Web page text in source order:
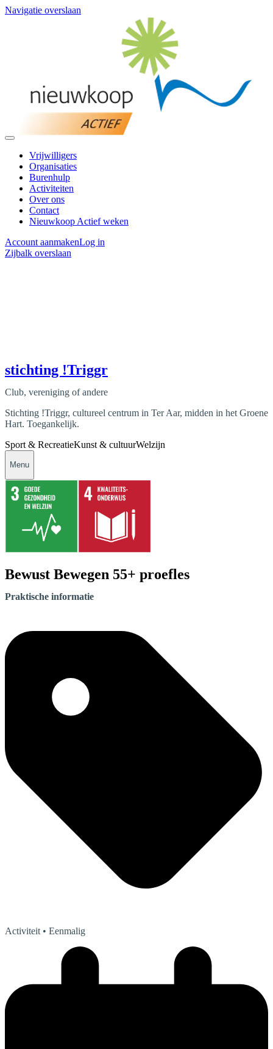
Navigatie overslaan
Vrijwilligers
Organisaties
Burenhulp
Activiteiten
Over ons
Contact
Nieuwkoop Actief weken
Account aanmakenLog in
Zijbalk overslaan
stichting !Triggr
Club, vereniging of andere
Stichting !Triggr, cultureel centrum in Ter Aar, midden in het Groene
Hart. Toegankelijk.
Sport & RecreatieKunst & cultuurWelzijn
Menu
Bewust Bewegen 55+ proefles
Praktische informatie
Activiteit • Eenmalig